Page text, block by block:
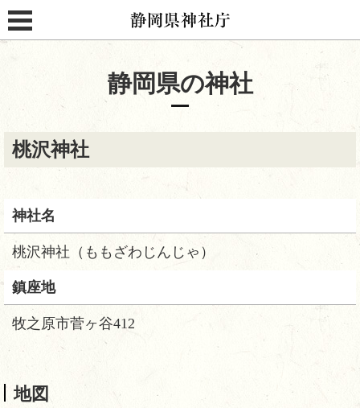
MENU
静岡県の神社
桃沢神社
神社名
桃沢神社（ももざわじんじゃ）
鎮座地
牧之原市菅ヶ谷412
地図